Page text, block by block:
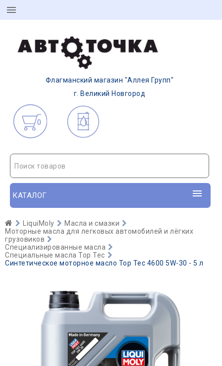
Флагманский магазин "Аллея Групп"
г. Великий Новгород
0
Поиск товаров
КАТАЛОГ
LiquiMoly
Масла и смазки
Моторные масла для легковых автомобилей и лёгких
грузовиков
Специализированные масла
Специальные масла Top Tec
Синтетическое моторное масло Top Tec 4600 5W-30 - 5 л